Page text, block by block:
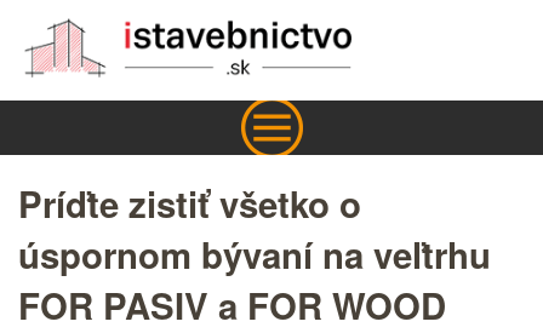
Príďte zistiť všetko o
úspornom bývaní na veľtrhu
FOR PASIV a FOR WOOD